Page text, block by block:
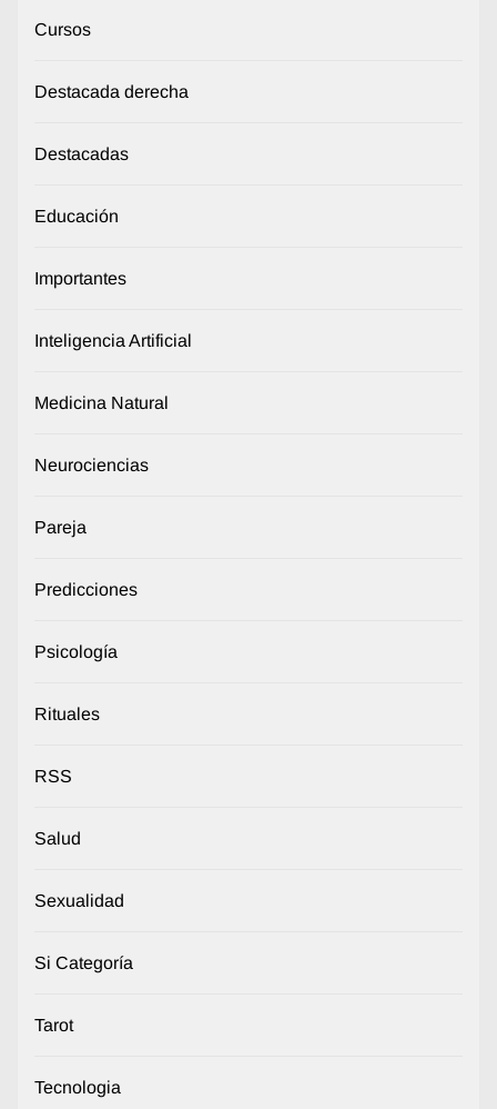
Cursos
Destacada derecha
Destacadas
Educación
Importantes
Inteligencia Artificial
Medicina Natural
Neurociencias
Pareja
Predicciones
Psicología
Rituales
RSS
Salud
Sexualidad
Si Categoría
Tarot
Tecnologia